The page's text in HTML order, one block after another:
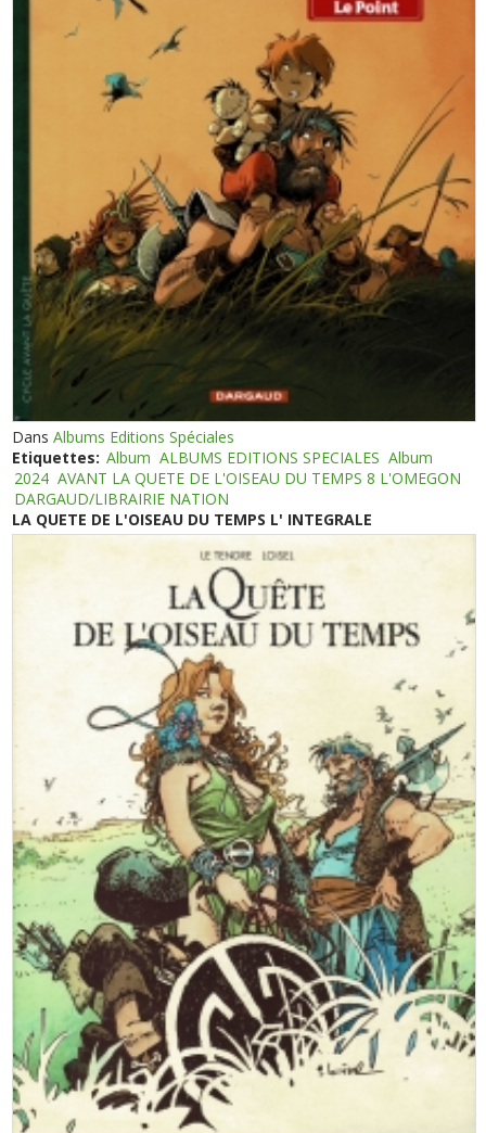
DansAlbums Editions Spéciales
Etiquettes: Album ALBUMS EDITIONS SPECIALES Album
2024 AVANT LA QUETE DE L'OISEAU DU TEMPS 8 L'OMEGON
DARGAUD/LIBRAIRIE NATION
LA QUETE DE L'OISEAU DU TEMPS L' INTEGRALE